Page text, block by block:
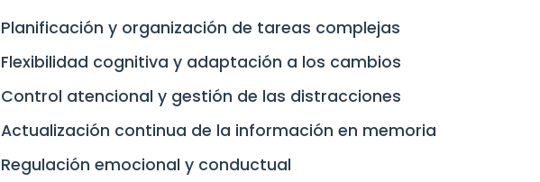
Planificación y organización de tareas complejas
Flexibilidad cognitiva y adaptación a los cambios
Control atencional y gestión de las distracciones
Actualización continua de la información en memoria
Regulación emocional y conductual